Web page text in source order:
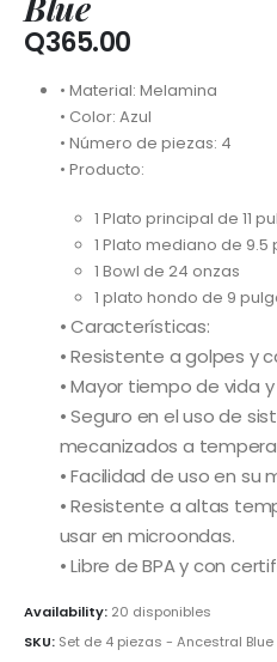
Q365.00
• Material: Melamina
• Color: Azul
• Número de piezas: 4
• Producto:
1 Plato principal de 11
1 Plato mediano de 9.5
1 Bowl de 24 onzas
1 plato hondo de 9
• Características:
• Resistente a golpes y
• Mayor tiempo de vida
• Seguro en el uso de
mecanizados a
• Facilidad de uso en su
• Resistente a altas
usar en microondas.
• Libre de BPA y con
Availability: 20 disponibles
SKU: Set de 4 piezas - Ancestral Blue